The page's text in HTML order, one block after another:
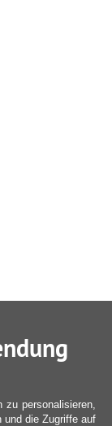
zu personalisieren,
und die Zugriffe auf